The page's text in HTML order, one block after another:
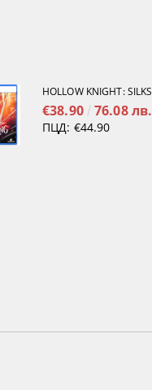
€38.90 76.08 лв.
ПЦД: €44.90